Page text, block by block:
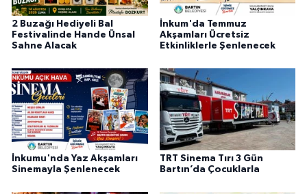
2 Buzağı Hediyeli Bal
Festivalinde Hande Ünsal
Sahne Alacak
İnkum'da Temmuz
Akşamları Ücretsiz
Etkinliklerle Şenlenecek
İnkumu'nda Yaz Akşamları
Sinemayla Şenlenecek
TRT Sinema Tırı 3 Gün
Bartın’da Çocuklarla